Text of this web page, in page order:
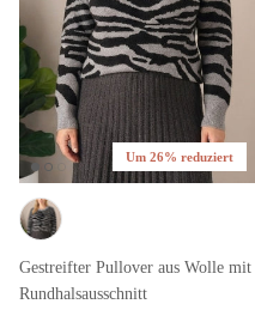
Um 26% reduziert
Gestreifter Pullover aus Wolle mit
Rundhalsausschnitt